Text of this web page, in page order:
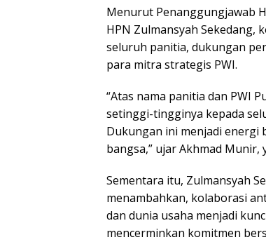
Menurut Penanggungjawab
HPN Zulmansyah Sekedang,
seluruh panitia, dukungan
para mitra strategis PWI.
“Atas nama panitia dan PWI
setinggi-tingginya kepada
Dukungan ini menjadi
bangsa,” ujar Akhmad Munir,
Sementara itu, Zulmansyah
menambahkan, kolaborasi
dan dunia usaha menjadi
mencerminkan komitmen